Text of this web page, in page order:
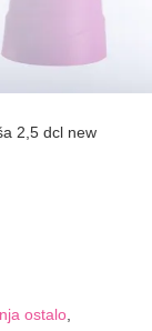
2,5 dcl new
ostalo,